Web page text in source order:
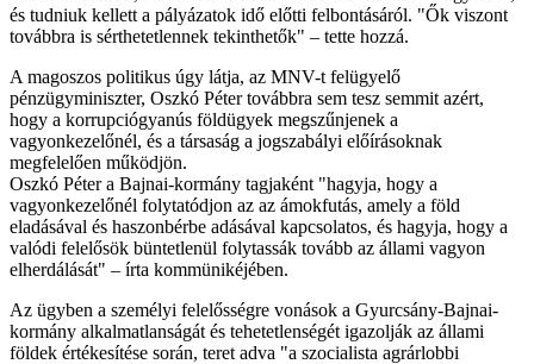
és tudniuk kellett a pályázatok idő előtti felbontásáról. "Ők viszont
továbbra is sérthetetlennek tekinthetők" – tette hozzá.
A magoszos politikus úgy látja, az MNV-t felügyelő
pénzügyminiszter, Oszkó Péter továbbra sem tesz semmit azért,
hogy a korrupciógyanús földügyek megszűnjenek a
vagyonkezelőnél, és a társaság a jogszabályi előírásoknak
megfelelően működjön.
Oszkó Péter a Bajnai-kormány tagjaként "hagyja, hogy a
vagyonkezelőnél folytatódjon az az ámokfutás, amely a föld
eladásával és haszonbérbe adásával kapcsolatos, és hagyja, hogy a
valódi felelősök büntetlenül folytassák tovább az állami vagyon
elherdálását" – írta kommünikéjében.
Az ügyben a személyi felelősségre vonások a Gyurcsány-Bajnai-
kormány alkalmatlanságát és tehetetlenségét igazolják az állami
földek értékesítése során, teret adva "a szocialista agrárlobbi